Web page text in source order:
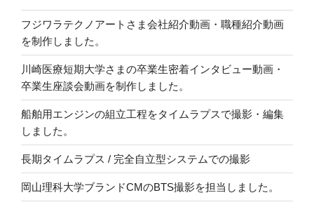
フジワラテクノアートさま会社紹介動画・職種紹介動画
を制作しました。
川崎医療短期大学さまの卒業生密着インタビュー動画・
卒業生座談会動画を制作しました。
船舶用エンジンの組立工程をタイムラプスで撮影・編集
しました。
長期タイムラプス / 完全自立型システムでの撮影
岡山理科大学ブランドCMのBTS撮影を担当しました。